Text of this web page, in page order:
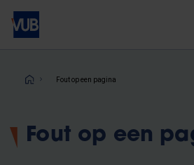
Overslaan
naar
inhoudKruimelpad
Fout op een pagina
Fout op een